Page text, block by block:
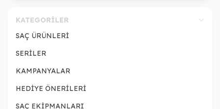
KATEGORILER
SAÇ ÜRÜNLERİ
SERİLER
KAMPANYALAR
HEDİYE ÖNERİLERİ
SAÇ EKİPMANLARI